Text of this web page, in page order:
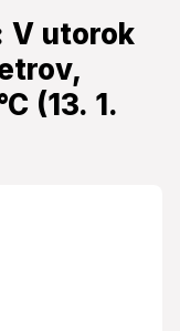
V utorok
(13. 1.
utorok
teplota
obyvateľov na
aj viaceré